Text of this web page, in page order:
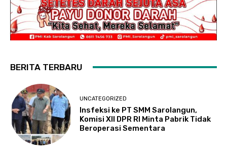
BERITA TERBARU
UNCATEGORIZED
Insfeksi ke PT SMM Sarolangun,
Komisi XII DPR RI Minta Pabrik Tidak
Beroperasi Sementara